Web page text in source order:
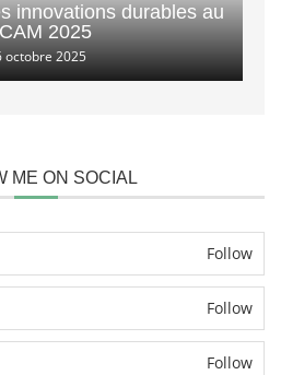
innovations durables au
2025
octobre 2025
ME ON SOCIAL
Follow
Follow
Follow